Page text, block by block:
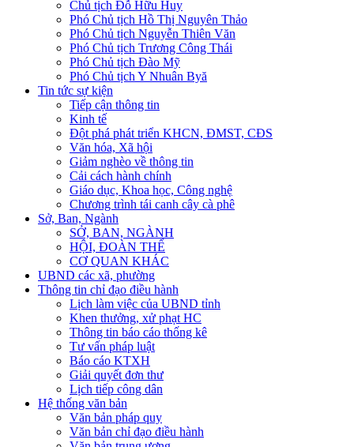
Chủ tịch Đỗ Hữu Huy
Phó Chủ tịch Hồ Thị Nguyên Thảo
Phó Chủ tịch Nguyễn Thiên Văn
Phó Chủ tịch Trương Công Thái
Phó Chủ tịch Đào Mỹ
Phó Chủ tịch Y Nhuân Byă
Tin tức sự kiện
Tiếp cận thông tin
Kinh tế
Đột phá phát triển KHCN, ĐMST, CĐS
Văn hóa, Xã hội
Giảm nghèo về thông tin
Cải cách hành chính
Giáo dục, Khoa học, Công nghệ
Chương trình tái canh cây cà phê
Sở, Ban, Ngành
SỞ, BAN, NGÀNH
HỘI, ĐOÀN THỂ
CƠ QUAN KHÁC
UBND các xã, phường
Thông tin chỉ đạo điều hành
Lịch làm việc của UBND tỉnh
Khen thưởng, xử phạt HC
Thông tin báo cáo thống kê
Tư vấn pháp luật
Báo cáo KTXH
Giải quyết đơn thư
Lịch tiếp công dân
Hệ thống văn bản
Văn bản pháp quy
Văn bản chỉ đạo điều hành